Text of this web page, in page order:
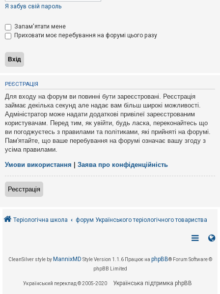
і
Т
м
и
б
з
в
і
д
п
о
в
і
д
е
й
А
к
т
и
і
Я забув свій пароль
Запам'ятати мене
Приховати моє перебування на форумі цього разу
РЕЄСТРАЦІЯ
Для входу на форум ви повинні бути зареєстровані. Реєстрація
займає декілька секунд але надає вам більш широкі можливості.
Адміністратор може надати додаткові привілеї зареєстрованим
користувачам. Перед тим, як увійти, будь ласка, переконайтесь що
ви погоджуєтесь з правилами та політиками, які прийняті на форумі.
Пам'ятайте, що ваше перебування на форумі означає вашу згоду з
усіма правилами.
Умови використання Заява про конфіденційність
Реєстрація
Теріологічна школа форум Українського теріологічного товариства
CleanSilver style by MannixMD Style Version 1.1.6 Працює на phpBB® Forum Software ©
phpBB Limited
Український переклад © 2005-2020 Українська підтримка phpBB